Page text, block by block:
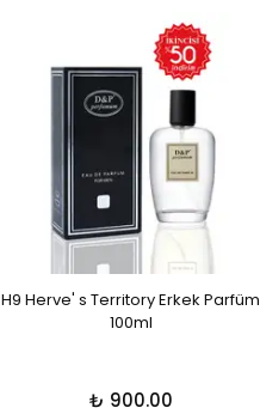
H9 Herve' s Territory Erkek Parfüm
100ml
₺ 900.00